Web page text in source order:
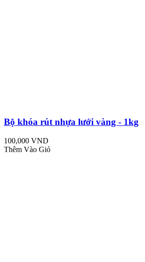
Bộ khóa rút nhựa lưới vàng - 1kg
100,000 VND
Thêm Vào Giỏ